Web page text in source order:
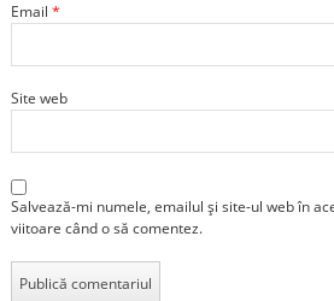
Email *
Site web
Salvează-mi numele, emailul și site-ul web în
viitoare când o să comentez.